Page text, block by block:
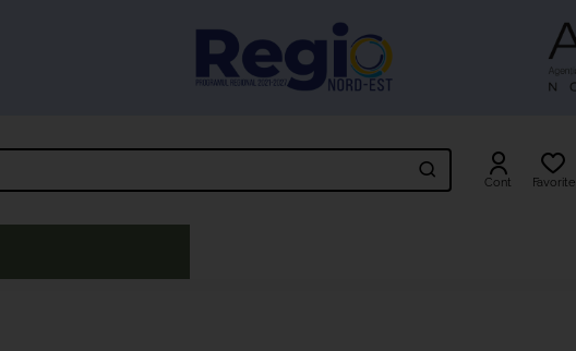
Cont Favorite